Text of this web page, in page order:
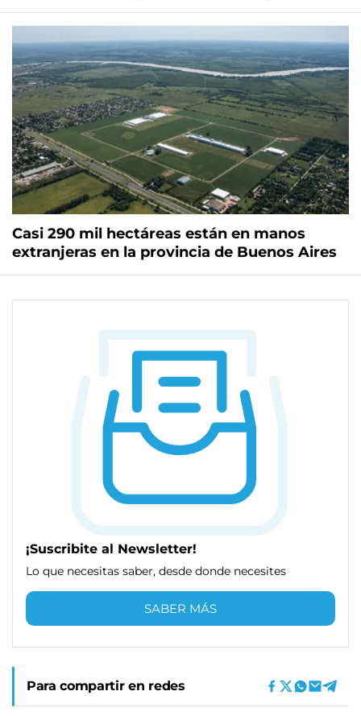
Casi 290 mil hectáreas están en manos
extranjeras en la provincia de Buenos Aires
¡Suscribite al Newsletter!
Lo que necesitas saber, desde donde necesites
SABER MÁS
Para compartir en redes